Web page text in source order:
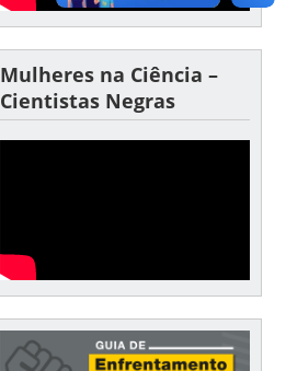
Mulheres na Ciência –
Cientistas Negras